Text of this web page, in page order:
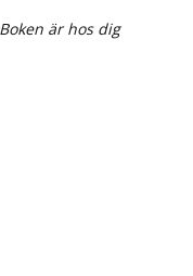
Boken är hos dig